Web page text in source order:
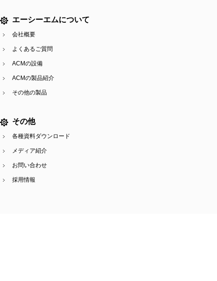
エーシーエムについて
会社概要
よくあるご質問
ACMの設備
ACMの製品紹介
その他の製品
その他
各種資料ダウンロード
メディア紹介
お問い合わせ
採用情報